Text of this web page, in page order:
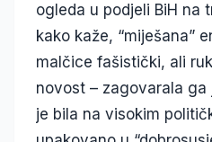
ogleda u podjeli BiH na
kako kaže, “miješana”
malčice fašistički, ali
novost – zagovarala
je bila na visokim